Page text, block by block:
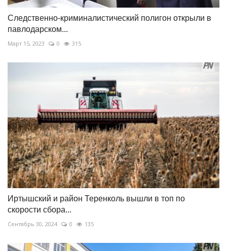
Следственно-криминалистический полигон открыли в
павлодарском...
Март 15, 2023 0 315
Иртышский и район Теренколь вышли в топ по
скорости сбора...
Сентябрь 30, 2024 0 135